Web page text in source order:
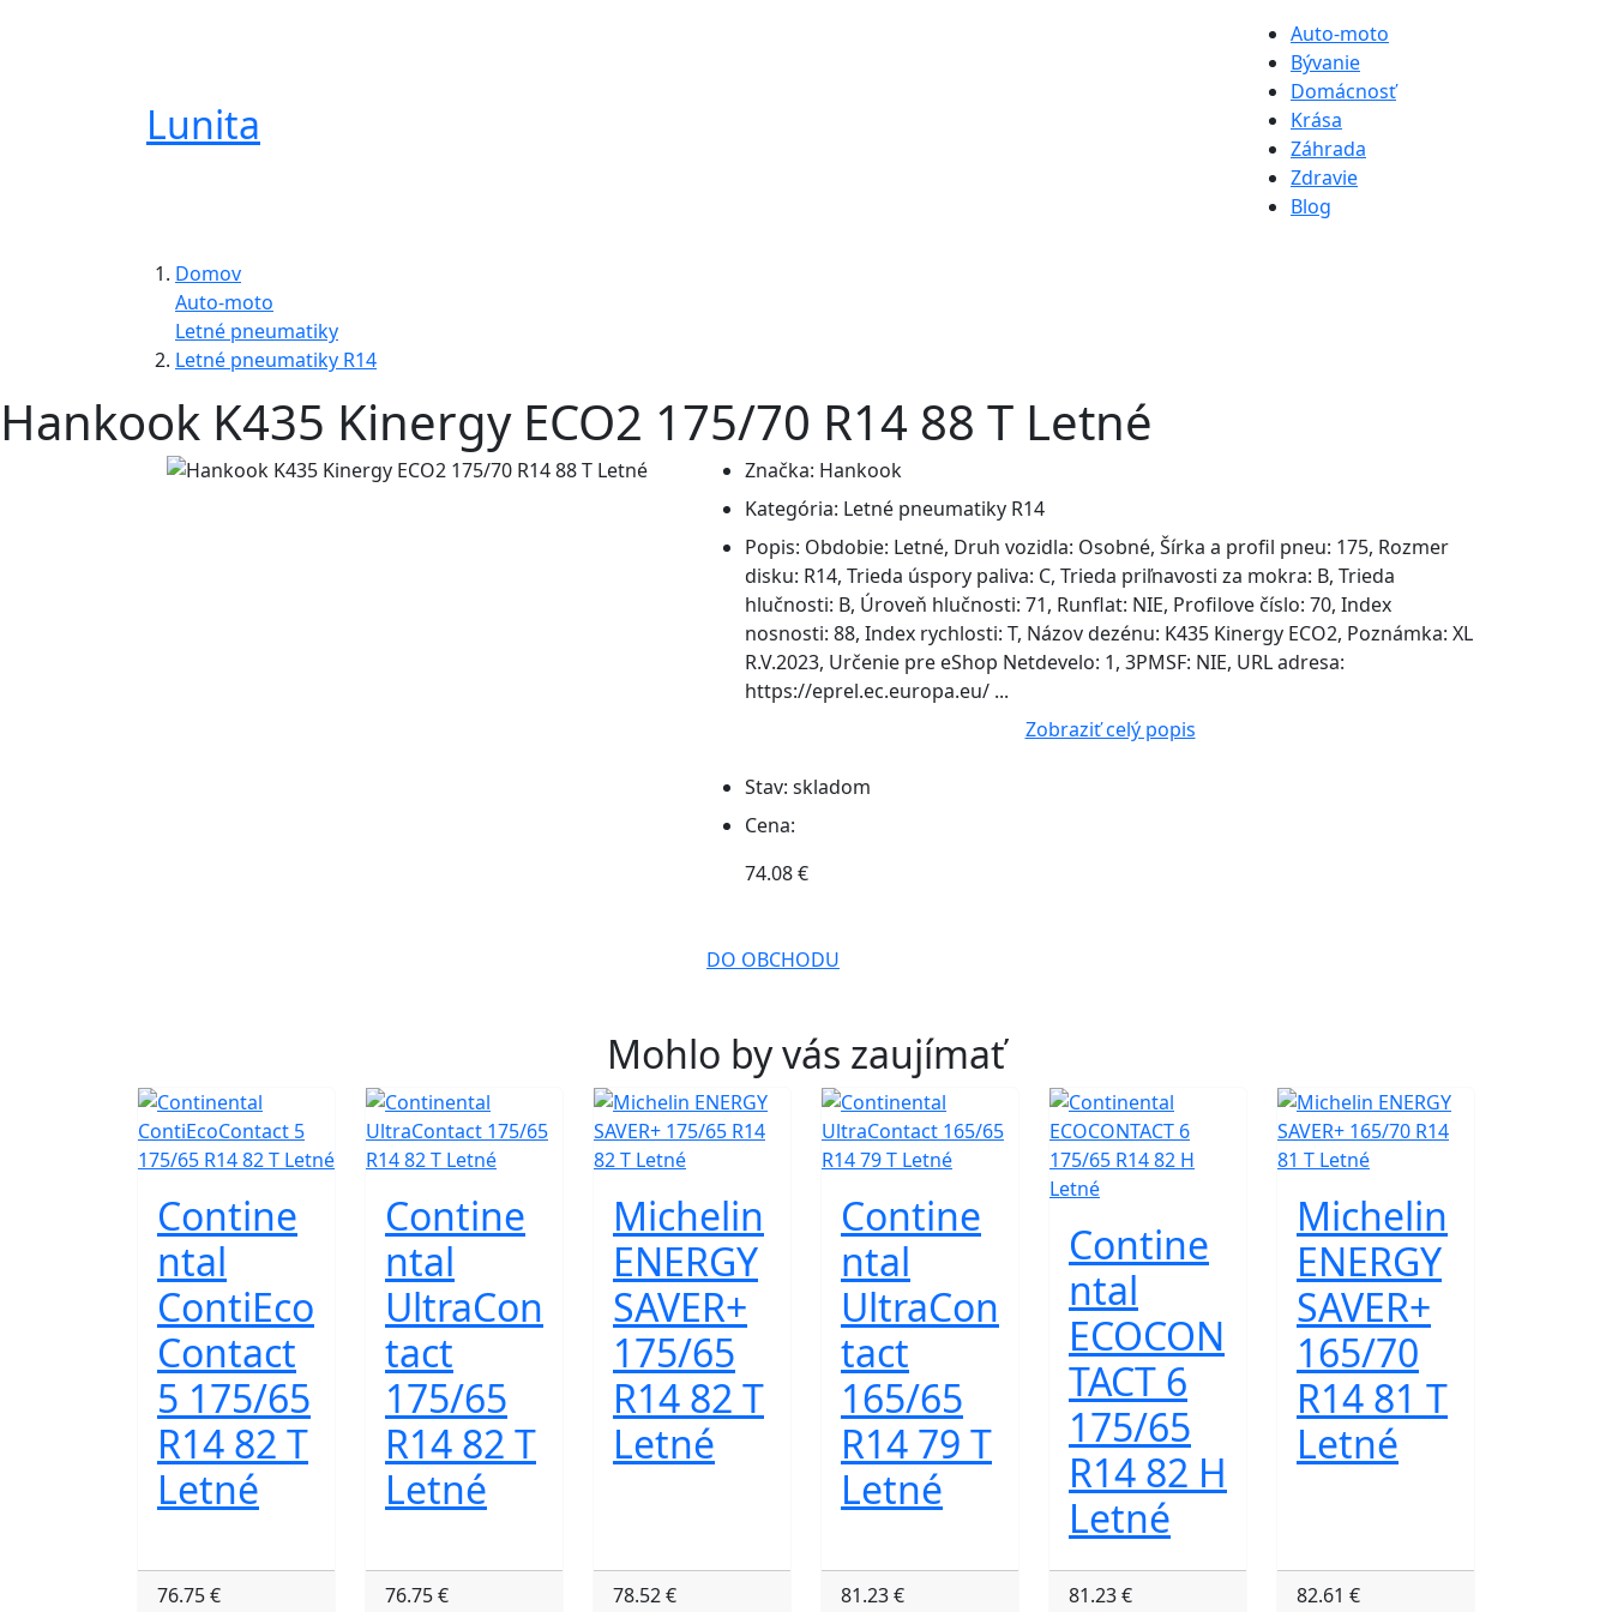
Lunita
Auto-moto
Bývanie
Domácnosť
Krása
Záhrada
Zdravie
Blog
Domov
Auto-moto
Letné pneumatiky
Letné pneumatiky R14
Hankook K435 Kinergy ECO2 175/70 R14 88 T Letné
Značka: Hankook
Kategória: Letné pneumatiky R14
Popis: Obdobie: Letné, Druh vozidla: Osobné, Šírka a profil pneu: 175, Rozmer
disku: R14, Trieda úspory paliva: C, Trieda priľnavosti za mokra: B, Trieda
hlučnosti: B, Úroveň hlučnosti: 71, Runflat: NIE, Profilove číslo: 70, Index
nosnosti: 88, Index rychlosti: T, Názov dezénu: K435 Kinergy ECO2, Poznámka: XL
R.V.2023, Určenie pre eShop Netdevelo: 1, 3PMSF: NIE, URL adresa:
https://eprel.ec.europa.eu/ ...
Zobraziť celý popis
Stav: skladom
Cena:
74.08 €
DO OBCHODU
Mohlo by vás zaujímať
Contine
ntal
ContiEco
Contact
5 175/65
R14 82 T
Letné
76.75 €
Contine
ntal
UltraCon
tact
175/65
R14 82 T
Letné
76.75 €
Michelin
ENERGY
SAVER+
175/65
R14 82 T
Letné
78.52 €
Contine
ntal
UltraCon
tact
165/65
R14 79 T
Letné
81.23 €
Contine
ntal
ECOCON
TACT 6
175/65
R14 82 H
Letné
81.23 €
Michelin
ENERGY
SAVER+
165/70
R14 81 T
Letné
82.61 €